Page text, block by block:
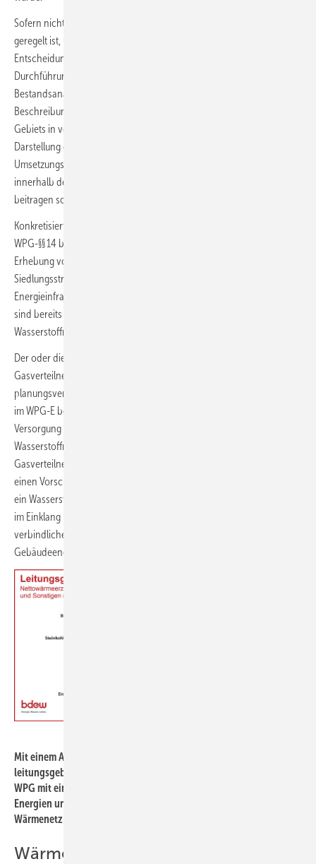
Sofern nicht durch Landesrecht Abweichendes oder Ergänzendes
geregelt ist, umfasst die Wärmeplanung den Beschluss oder die
Entscheidung der planungsverantwortlichen Stelle über die
Durchführung der Wärmeplanung, ein Vorprüfung, eine
Bestandsanalyse, eine Potenzialanalyse, eine Entwicklung und
Beschreibung eines Zielszenarios, eine Einteilung des beplanten
Gebiets in voraussichtliche Wärmeversorgungsgebiete, eine
Darstellung der Versorgungsoptionen und die Entwicklung einer
Umsetzungsstrategie mit konkreten Umsetzungsmaßnahmen, die
innerhalb des beplanten Gebiets zur Erreichung des Zielszenarios
beitragen sollen.
Konkretisiert wird der Rahmen der genannten Bestandteile in den
WPG-§§ 14 bis 20 beschrieben. Im Rahmen der Vorprüfung, die ohne
Erhebung von Daten anhand vorliegender Informationen zur
Siedlungsstruktur, zur industriellen Struktur, zur Lage der
Energieinfrastrukturen und von Bedarfsabschätzungen erfolgen kann,
sind bereits der Ausschluss eines Wärmnetzes und eines
Wasserstoffnetzes möglich.
Der oder die Betreiber bestehender Wärmenetze oder
Gasverteilnetze oder potentielle Betreiber können der
planungsverantwortlichen Stelle (nach Maßgabe der nachstehenden
im WPG-E beschriebenen Bestimmungen) einen Vorschlag für die
Versorgung des beplanten Teilgebiets mittels Wärmenetz oder
Wasserstoffnetz vorlegen. Legen der Betreiber eines bestehenden
Gasverteilnetzes oder potenzielle Betreiber von Wasserstoffnetzen
einen Vorschlag für eine Versorgung des beplanten Teilgebiets über
ein Wasserstoffnetz vor, müssen sie sicherstellen, dass der Vorschlag
im Einklang mit einem vorliegenden oder in Erstellung befindlichen
verbindlichen Fahrplan im Sinne von § 71k Abs. 1 Nr. 2 des
Gebäudeenergiegesetzes steht [§ 18 Nr. 4 WPG-E].
Mit einem Anteil von 25,4 % (Abwärme und Erneuerbare) ist die
leitungsgebundene Wärmeversorgung vom 2030-Zwischenziel des
WPG mit einem Anteil von mindestens 30 % aus erneuerbaren
Energien und unvermeidbarer Abwärme für jedes einzelne
Wärmenetz noch deutlich entfernt.
Wärmeplan: Von der